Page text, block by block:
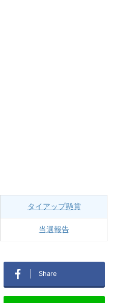
タイアップ懸賞
当選報告
Share